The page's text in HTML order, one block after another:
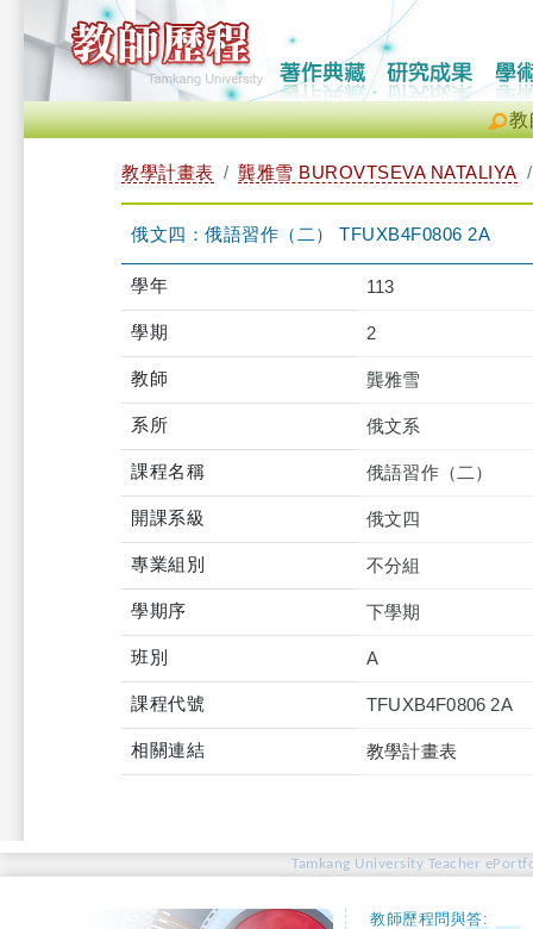
教
教學計畫表 龔雅雪 BUROVTSEVA NATALIYA
俄文四：俄語習作（二） TFUXB4F0806 2A
學年 113
學期 2
教師 龔雅雪
系所 俄文系
課程名稱 俄語習作（二）
開課系級 俄文四
專業組別 不分組
學期序 下學期
班別 A
課程代號 TFUXB4F0806 2A
相關連結 教學計畫表
Tamkang University Teacher
教師歷程問與答: